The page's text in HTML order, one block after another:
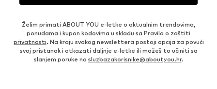
Želim primati ABOUT YOU e-letke o aktualnim trendovima,
ponudama i kupon kodovima u skladu sa Pravila o zaštiti
privatnosti. Na kraju svakog newslettera postoji opcija za povući
svoj pristanak i otkazati daljnje e-letke ili možeš to učiniti sa
slanjem poruke na sluzbazakorisnike@aboutyou.hr.